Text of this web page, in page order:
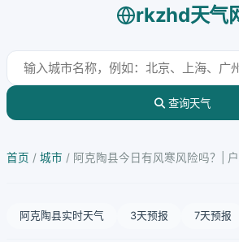
rkzhd天气
查询天气
首页 / 城市 / 阿克陶县今日有风寒风险吗？|
阿克陶县实时天气 3天预报 7天预报